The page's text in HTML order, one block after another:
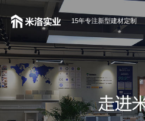
15年专注新型建材定制